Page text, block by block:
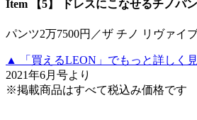
Item 【5】 ドレスにこなせるチノパ
パンツ2万7500円／ザ チノ リヴァイ
▲ 「買えるLEON」でもっと詳しく
2021年6月号より
※掲載商品はすべて税込み価格です